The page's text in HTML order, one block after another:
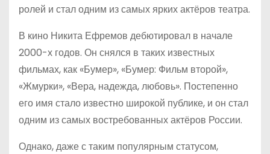
ролей и стал одним из самых ярких актёров театра.
В кино Никита Ефремов дебютировал в начале
2000-х годов. Он снялся в таких известных
фильмах, как «Бумер», «Бумер: Фильм второй»,
«Жмурки», «Вера, надежда, любовь». Постепенно
его имя стало известно широкой публике, и он стал
одним из самых востребованных актёров России.
Однако, даже с таким популярным статусом,